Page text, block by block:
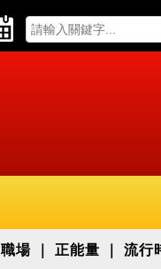
職場 正能量 流行